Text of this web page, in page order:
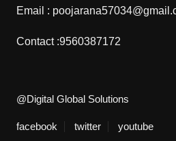
Email :
Contact :9560387172
@Digital Global Solutions
facebook twitter youtube